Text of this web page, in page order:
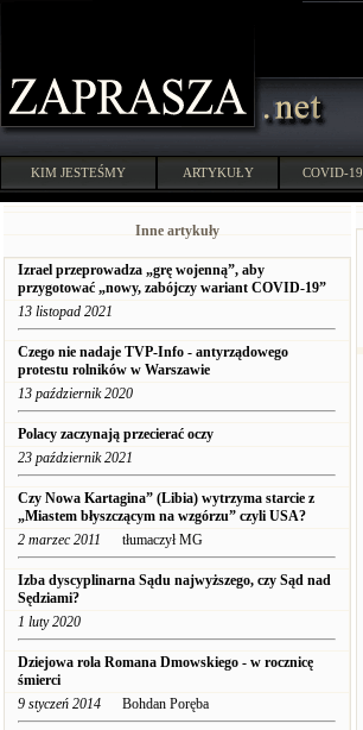
KIM JESTEŚMY ARTYKUŁY COVID-19
Inne artykuły
Izrael przeprowadza „grę wojenną”, aby
przygotować „nowy, zabójczy wariant COVID-19”
13 listopad 2021
Czego nie nadaje TVP-Info - antyrządowego
protestu rolników w Warszawie
13 październik 2020
Polacy zaczynają przecierać oczy
23 październik 2021
Czy Nowa Kartagina” (Libia) wytrzyma starcie z
„Miastem błyszczącym na wzgórzu” czyli USA?
2 marzec 2011 tłumaczył MG
Izba dyscyplinarna Sądu najwyższego, czy Sąd nad
Sędziami?
1 luty 2020
Dziejowa rola Romana Dmowskiego - w rocznicę
śmierci
9 styczeń 2014 Bohdan Poręba